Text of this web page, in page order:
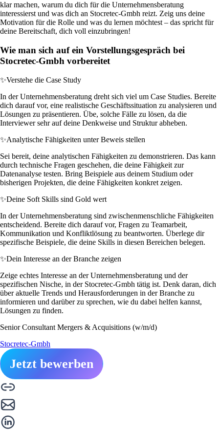
klar machen, warum du dich für die Unternehmensberatung
interessierst und was dich an Stocretec-Gmbh reizt. Zeig uns deine
Motivation für die Rolle und was du lernen möchtest – das spricht für
deine Bereitschaft, dich voll einzubringen!
Wie man sich auf ein Vorstellungsgespräch bei
Stocretec-Gmbh vorbereitet
✨Verstehe die Case Study
In der Unternehmensberatung dreht sich viel um Case Studies. Bereite
dich darauf vor, eine realistische Geschäftssituation zu analysieren und
Lösungen zu präsentieren. Übe, solche Fälle zu lösen, da die
Interviewer sehr auf deine Denkweise und Struktur abheben.
✨Analytische Fähigkeiten unter Beweis stellen
Sei bereit, deine analytischen Fähigkeiten zu demonstrieren. Das kann
durch technische Fragen geschehen, die deine Fähigkeit zur
Datenanalyse testen. Bring Beispiele aus deinem Studium oder
bisherigen Projekten, die deine Fähigkeiten konkret zeigen.
✨Deine Soft Skills sind Gold wert
In der Unternehmensberatung sind zwischenmenschliche Fähigkeiten
entscheidend. Bereite dich darauf vor, Fragen zu Teamarbeit,
Kommunikation und Konfliktlösung zu beantworten. Überlege dir
spezifische Beispiele, die deine Skills in diesen Bereichen belegen.
✨Dein Interesse an der Branche zeigen
Zeige echtes Interesse an der Unternehmensberatung und der
spezifischen Nische, in der Stocretec-Gmbh tätig ist. Denk daran, dich
über aktuelle Trends und Herausforderungen in der Branche zu
informieren und darüber zu sprechen, wie du dabei helfen kannst,
Lösungen zu finden.
Senior Consultant Mergers & Acquisitions (w/m/d)
Stocretec-Gmbh
Jetzt bewerben